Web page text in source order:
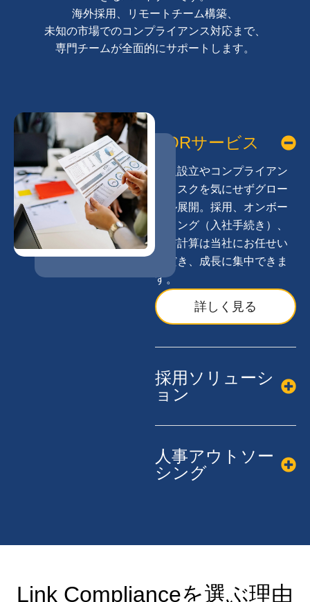
海外採用、
リモートチーム構築、
未知の市場でのコンプライアンス対応まで、
専門チームが全面的にサポートします。
EORサービス
法人設立やコンプライアン
スリスクを気にせずグロー
バル展開。採用、オンボー
ディング（入社手続き）、
給与計算は当社にお任せい
ただき、成長に集中できま
す。
詳しく見る
採用ソリューシ
ョン
人事アウトソー
シング
Link Complianceを選ぶ理由